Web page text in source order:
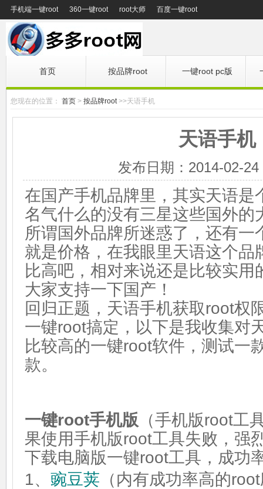
手机端一键root 360一键root root大师 百度一键root
首页 按品牌root 一键root pc版
您现在的位置： 首页 > 按品牌root>>天语手机
天语手机
发布日期：2014-02-24
在国产手机品牌里，其实天语是
名气什么的没有三星这些国外的
所谓国外品牌所迷惑了，还有一
就是价格，在我眼里天语这个品
比高吧，相对来说还是比较实用
大家支持一下国产！
回归正题，天语手机获取root权
一键root搞定，以下是我收集对
比较高的一键root软件，测试一
款。
一键root手机版 （手机版root工
果使用手机版root工具失败，强
下载电脑版一键root工具，成功
1、 豌豆荚 （内有成功率高的